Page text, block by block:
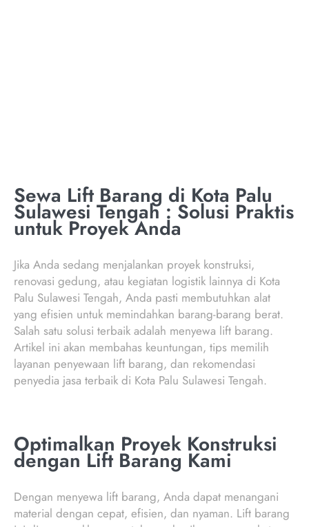
Sewa Lift Barang di Kota Palu
Sulawesi Tengah : Solusi Praktis
untuk Proyek Anda
Jika Anda sedang menjalankan proyek konstruksi,
renovasi gedung, atau kegiatan logistik lainnya di Kota
Palu Sulawesi Tengah, Anda pasti membutuhkan alat
yang efisien untuk memindahkan barang-barang berat.
Salah satu solusi terbaik adalah menyewa lift barang.
Artikel ini akan membahas keuntungan, tips memilih
layanan penyewaan lift barang, dan rekomendasi
penyedia jasa terbaik di Kota Palu Sulawesi Tengah.
Optimalkan Proyek Konstruksi
dengan Lift Barang Kami
Dengan menyewa lift barang, Anda dapat menangani
material dengan cepat, efisien, dan nyaman. Lift barang